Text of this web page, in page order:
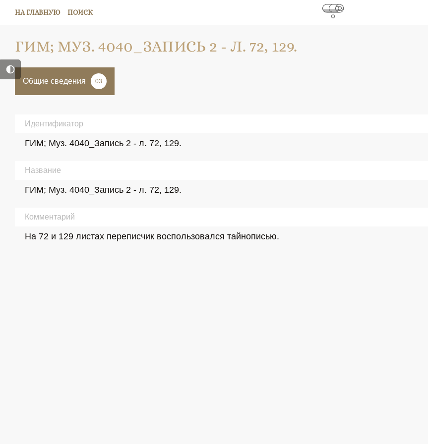
НА ГЛАВНУЮ ПОИСК
ГИМ; МУЗ. 4040_ЗАПИСЬ 2 - Л. 72, 129.
Общие сведения 03
Идентификатор
ГИМ; Муз. 4040_Запись 2 - л. 72, 129.
Название
ГИМ; Муз. 4040_Запись 2 - л. 72, 129.
Комментарий
На 72 и 129 листах переписчик воспользовался тайнописью.